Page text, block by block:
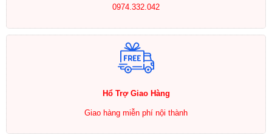
0974.332.042
Hổ Trợ Giao Hàng
Giao hàng miễn phí nội thành